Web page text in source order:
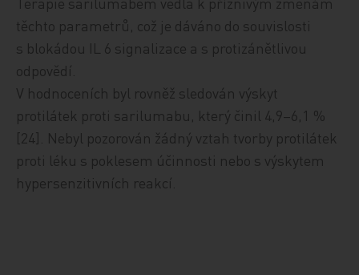
těchto parametrů, což je dáváno do souvislosti
s blokádou IL 6 signalizace a s protizánětlivou
odpovědí.
V hodnoceních byl rovněž sledován výskyt
protilátek proti sarilumabu, který činil 4,9–6,1 %
[24]. Nebyl pozorován žádný vztah tvorby protilátek
proti léku s poklesem účinnosti nebo s výskytem
hypersenzitivních reakcí.